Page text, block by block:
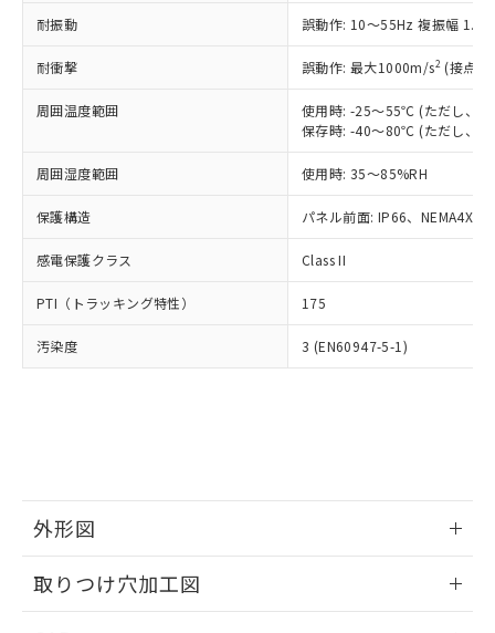
耐振動 誤動作: 10～55Hz 複振幅
耐衝撃 誤動作: 最大1000m/s2 (接点
周囲温度範囲
使用時: -25～55℃ (ただし、氷
保存時: -40～80℃ (ただし、氷
周囲湿度範囲 使用時: 35～85%RH
保護構造 パネル前面: IP66、NEMA4X,
感電保護クラス Class II
PTI（トラッキング特性） 175
汚染度 3 (EN60947-5-1)
外形図
取りつけ穴加工図
正式な納期状況および標準価格はお客
様のお取引先、またはお客様担当のオ
ムロン制御機器販売店・当社販売員に
オムロン制御機器販売店や当社販売拠
販売ネットワーク
」をご確認
在庫状況および標準価格結果を当社の
示しないようお願いします。
マイパーツ機能（部品リスト作成サー
ビス）をご利用いただくには、I-Web
メンバーズにご登録されている必要が
お客様が当ウェブサイト上で当社にご
登録された部品リストについて、当社
の共同利用に関して"
の「1.共同利
指します。
ルベンジル（BBP） 1000ppm以下、フタル酸ジブチル
（DBP） 1000ppm以下、フタル酸ジイソブチル
但し、RoHS指令で産業用監視および制御機器に対する
フタル酸エステル類の４物質については閾値を超える意
図的な使用がないことを確認しています。
部品在庫の切り替え状況などにより、予定
月が前後することがあります。
※3 非含有証明書ダウンロード
51物質の非含有証明書（当社基準）
※本証明書は発行日時点で非含有を証明す
るもので、過去に遡って非含有を証明する
また、RoHS指令のフタル酸エステル類４
物質の対応では、対応完了までの期間は出
DBP(フタル酸ジブチル) : 1000ppm、 DIBP(フタル酸ジ
イソブチル) : 1000ppm、 BBP(フタル酸ブチルベンジ
「ｅ」：有害物質（10物質）のすべてが基
準値以下であることを示します。
「10」：通常の使用状況下において有害物
質が外部に漏えいし、環境に深刻な影響を
及ぼさない年数を意味します。
「－」：未確認です。当社販売部門へお問
全に破砕するなど、違法に輸出されな
いよう必要な手段を講じます。
当社は貴社製品を、核兵器、ミサイ
ル、化学兵器、生物兵器またはその他
武器並びにこれらの製造装置等に一切
当社は、貴社製品を第三者に販売する
場合は、上記1、2および3の内容を当
該第三者に通知します。また当社は、
販売先および販売に係わる関係者が違
法に輸出するおそれがある場合は、取
－
在庫なし(最新の在庫状況につ
いては、お客様のお取引先、ま
たはお客様担当のオムロン制御
機器販売店・当社販売員にご確
空
受注生産機種、また在庫状況の
情報を公開していない機種